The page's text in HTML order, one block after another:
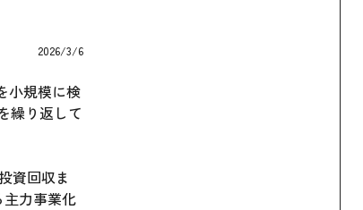
2026/3/6
小規模に検
繰り返して
資回収ま
力事業化